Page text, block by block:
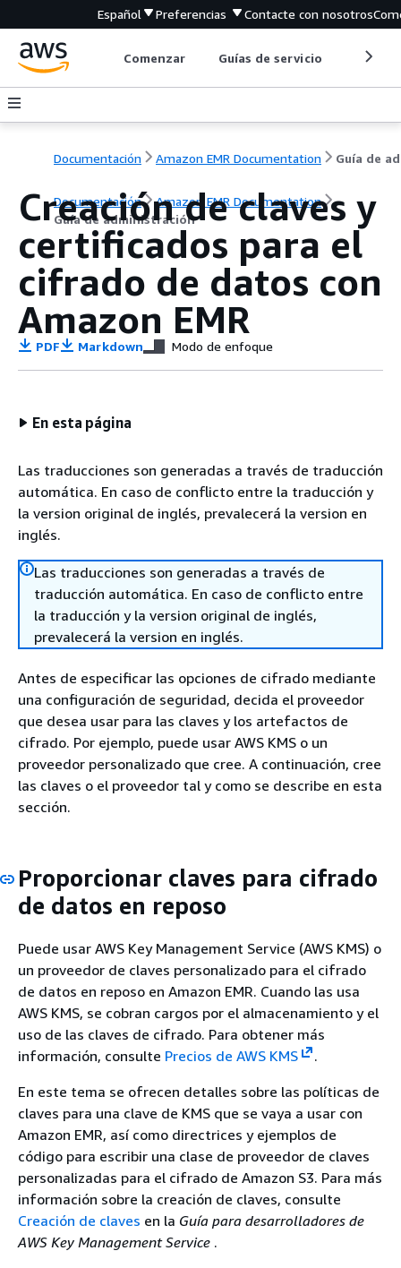
Español Preferencias Contacte con nosotros
Comenzar Guías de servicio
Documentación Amazon EMR Documentation
Documentación
Amazon EMR Documentation
Guía de administración
Creación de claves y
certificados para el
cifrado de datos con
Amazon EMR
PDF Markdown Modo de enfoque
En esta página
Las traducciones son generadas a través de traducción
automática. En caso de conflicto entre la traducción y
la version original de inglés, prevalecerá la version en
inglés.
Las traducciones son generadas a través de
traducción automática. En caso de conflicto entre
la traducción y la version original de inglés,
prevalecerá la version en inglés.
Antes de especificar las opciones de cifrado mediante
una configuración de seguridad, decida el proveedor
que desea usar para las claves y los artefactos de
cifrado. Por ejemplo, puede usar AWS KMS o un
proveedor personalizado que cree. A continuación, cree
las claves o el proveedor tal y como se describe en esta
sección.
Proporcionar claves para cifrado
de datos en reposo
Puede usar AWS Key Management Service (AWS KMS) o
un proveedor de claves personalizado para el cifrado
de datos en reposo en Amazon EMR. Cuando las usa
AWS KMS, se cobran cargos por el almacenamiento y el
uso de las claves de cifrado. Para obtener más
información, consulte Precios de AWS KMS
.
En este tema se ofrecen detalles sobre las políticas de
claves para una clave de KMS que se vaya a usar con
Amazon EMR, así como directrices y ejemplos de
código para escribir una clase de proveedor de claves
personalizadas para el cifrado de Amazon S3. Para más
información sobre la creación de claves, consulte
Creación de claves en la Guía para desarrolladores de
AWS Key Management Service .